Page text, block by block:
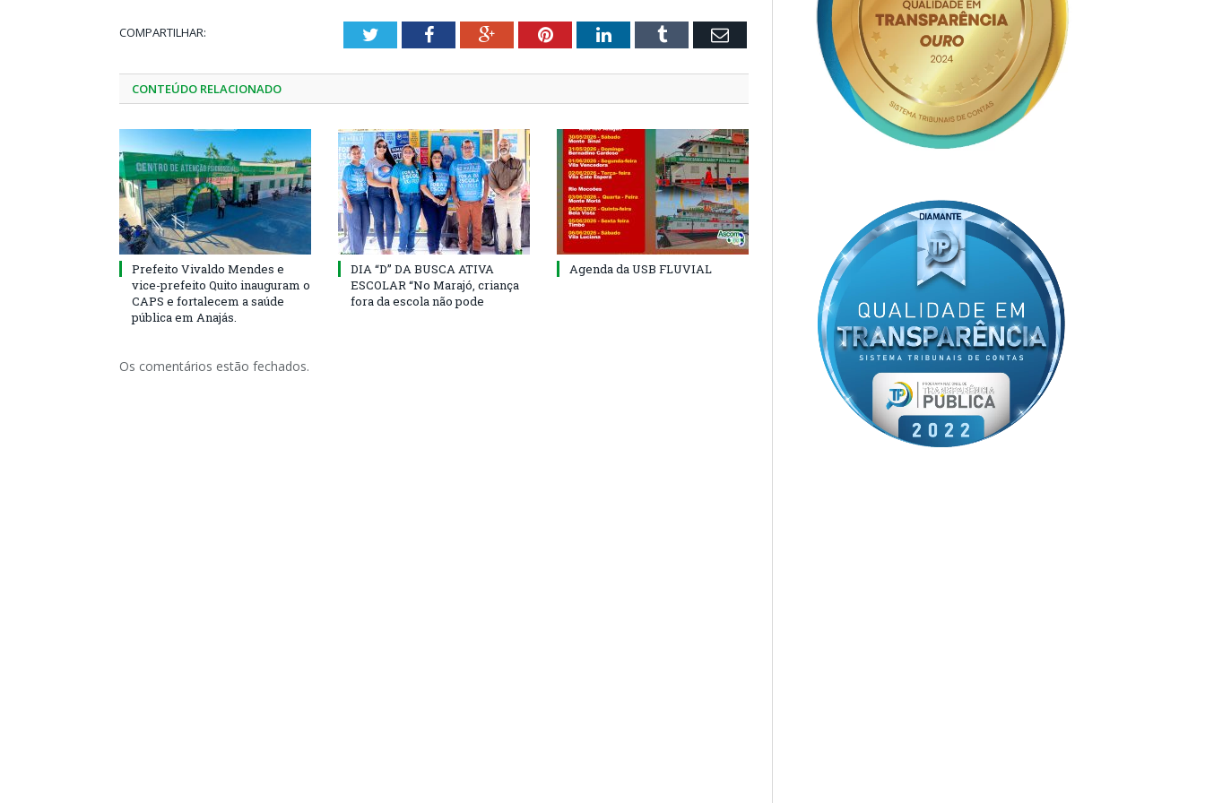
COMPARTILHAR: TwitterFacebookGoogle+PinterestLinkedInTumblr Email
CONTEÚDO RELACIONADO
Prefeito Vivaldo Mendes e
vice-prefeito Quito inauguram o
CAPS e fortalecem a saúde
pública em Anajás.
DIA “D” DA BUSCA ATIVA
ESCOLAR “No Marajó, criança
fora da escola não pode
Agenda da USB FLUVIAL
Os comentários estão fechados.